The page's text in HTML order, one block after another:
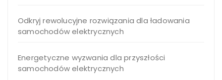
Odkryj rewolucyjne rozwiązania dla ładowania
samochodów elektrycznych
Energetyczne wyzwania dla przyszłości
samochodów elektrycznych